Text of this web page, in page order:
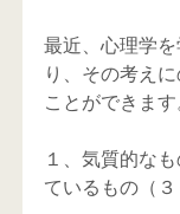
最近、心理学
り、その考え
ことができます
１、気質的な
ているもの（３